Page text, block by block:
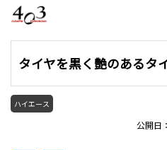
タイヤを黒く艶のあるタ
ハイエース
公開日